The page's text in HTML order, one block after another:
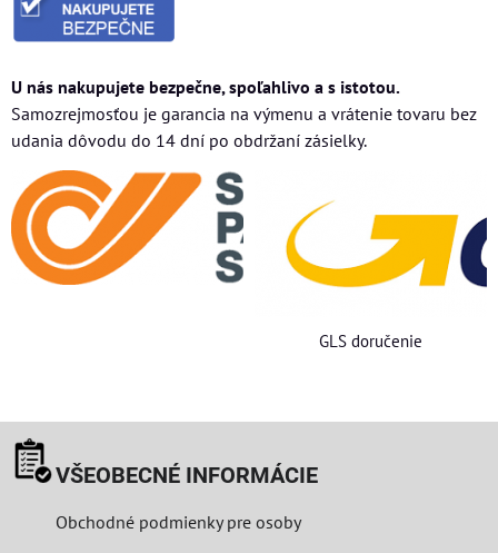
U nás nakupujete bezpečne, spoľahlivo a s istotou.
Samozrejmosťou je garancia na výmenu a vrátenie tovaru bez
udania dôvodu do 14 dní po obdržaní zásielky.
GLS doručenie
VŠEOBECNÉ INFORMÁCIE
Obchodné podmienky pre osoby